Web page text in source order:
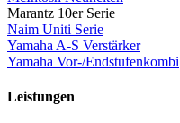
Marantz 10er Serie
Naim Uniti Serie
Yamaha A-S Verstärker
Yamaha Vor-/Endstufenkombi
Leistungen